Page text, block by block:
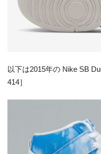
以下は2015年の Nike SB
414］